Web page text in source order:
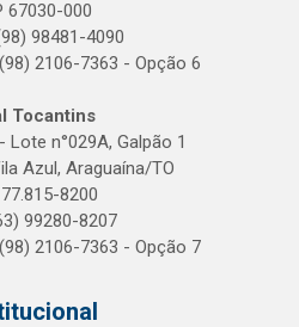
67030-000
98481-4090
2106-7363 - Opção 6
Tocantins
Lote n°029A, Galpão 1
Azul, Araguaína/TO
8200
99280-8207
2106-7363 - Opção 7